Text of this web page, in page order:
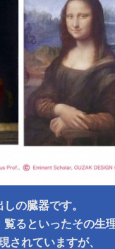
の臓器です。
覧るといったその生
されていますが、